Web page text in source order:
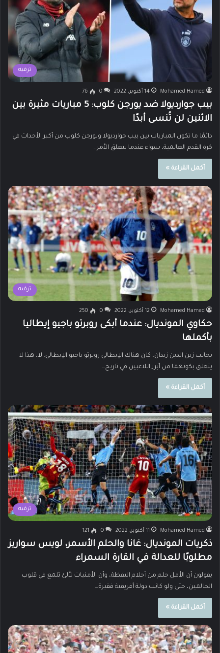
ترفيه
Mohamed Hamed 14 أكتوبر، 2022 0
76
بيب جوارديولا ضد يورجن كلوب: 5 مباريات مثيرة بين
الاثنين لن تُنسى أبدًا
دائمًا ما تكون المباريات بين بيب جوارديولا ويورجن كلوب من أكبر الأحداث في
كرة القدم العالمية، سواء عندما يتعلق الأمر…
أكمل القراءة »
ترفيه
Mohamed Hamed 12 أكتوبر، 2022 0
250
حكاوي المونديال: عندما أبكى روبرتو باجيو إيطاليا
بأكملها
بجانب زين الدين زيدان، كان هناك الإيطالي روبرتو باجيو الإيطالي. لا، هذا لا
يتعلق بكونهما من أبرز اللاعبين في تاريخ…
أكمل القراءة »
ترفيه
Mohamed Hamed 11 أكتوبر، 2022 0
121
ذكريات المونديال: غانا والحلم الأسمر، لويس سواريز
مطلوبًا للعدالة في القارة السمراء
يقولون أن الأمل حلم من أحلام اليقظة، وأن الأمنيات لألئ تلمع في قلوب
الحالمين، حتى ولو كانت دولة أفريقية فقيرة…
أكمل القراءة »